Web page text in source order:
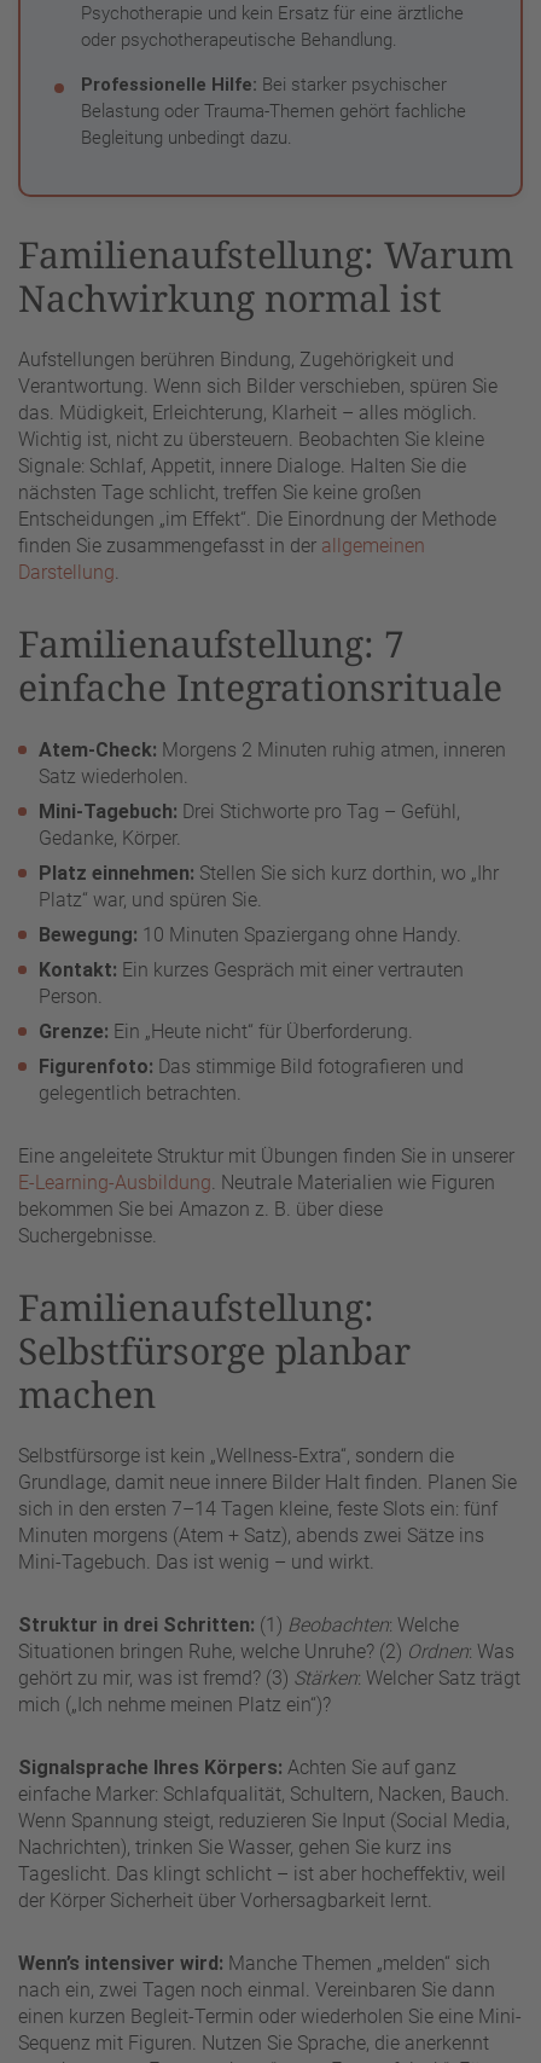
Psychotherapie und kein Ersatz für eine ärztliche
oder psychotherapeutische Behandlung.
Professionelle Hilfe: Bei starker psychischer
Belastung oder Trauma-Themen gehört fachliche
Begleitung unbedingt dazu.
Familienaufstellung: Warum
Nachwirkung normal ist
Aufstellungen berühren Bindung, Zugehörigkeit und
Verantwortung. Wenn sich Bilder verschieben, spüren Sie
das. Müdigkeit, Erleichterung, Klarheit – alles möglich.
Wichtig ist, nicht zu übersteuern. Beobachten Sie kleine
Signale: Schlaf, Appetit, innere Dialoge. Halten Sie die
nächsten Tage schlicht, treffen Sie keine großen
Entscheidungen „im Effekt“. Die Einordnung der Methode
finden Sie zusammengefasst in der allgemeinen
Darstellung.
Familienaufstellung: 7
einfache Integrationsrituale
Atem-Check: Morgens 2 Minuten ruhig atmen, inneren
Satz wiederholen.
Mini-Tagebuch: Drei Stichworte pro Tag – Gefühl,
Gedanke, Körper.
Platz einnehmen: Stellen Sie sich kurz dorthin, wo „Ihr
Platz“ war, und spüren Sie.
Bewegung: 10 Minuten Spaziergang ohne Handy.
Kontakt: Ein kurzes Gespräch mit einer vertrauten
Person.
Grenze: Ein „Heute nicht“ für Überforderung.
Figurenfoto: Das stimmige Bild fotografieren und
gelegentlich betrachten.
Eine angeleitete Struktur mit Übungen finden Sie in unserer
E-Learning-Ausbildung . Neutrale Materialien wie Figuren
bekommen Sie bei Amazon z. B. über diese
Suchergebnisse.
Familienaufstellung:
Selbstfürsorge planbar
machen
Selbstfürsorge ist kein „Wellness-Extra“, sondern die
Grundlage, damit neue innere Bilder Halt finden. Planen Sie
sich in den ersten 7–14 Tagen kleine, feste Slots ein: fünf
Minuten morgens (Atem + Satz), abends zwei Sätze ins
Mini-Tagebuch. Das ist wenig – und wirkt.
Struktur in drei Schritten: (1) Beobachten: Welche
Situationen bringen Ruhe, welche Unruhe? (2) Ordnen: Was
gehört zu mir, was ist fremd? (3) Stärken: Welcher Satz trägt
mich („Ich nehme meinen Platz ein“)?
Signalsprache Ihres Körpers: Achten Sie auf ganz
einfache Marker: Schlafqualität, Schultern, Nacken, Bauch.
Wenn Spannung steigt, reduzieren Sie Input (Social Media,
Nachrichten), trinken Sie Wasser, gehen Sie kurz ins
Tageslicht. Das klingt schlicht – ist aber hocheffektiv, weil
der Körper Sicherheit über Vorhersagbarkeit lernt.
Wenn’s intensiver wird: Manche Themen „melden“ sich
nach ein, zwei Tagen noch einmal. Vereinbaren Sie dann
einen kurzen Begleit-Termin oder wiederholen Sie eine Mini-
Sequenz mit Figuren. Nutzen Sie Sprache, die anerkennt